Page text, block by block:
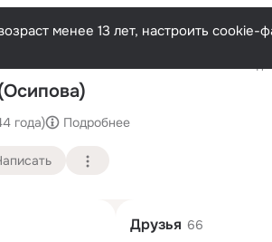
менее 13 лет, настроить cookie-
года) Подробнее
Друзья 66